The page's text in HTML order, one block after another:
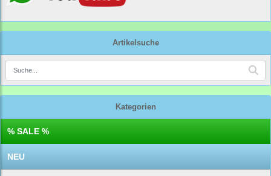
Artikelsuche
Kategorien
% SALE %
NEU